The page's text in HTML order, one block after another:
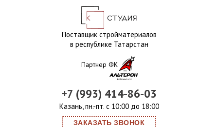
Поставщик стройматериалов
в республике Татарстан
+7 (993) 414-86-03
Казань, пн.-пт. с 10:00 до 18:00
ЗАКАЗАТЬ ЗВОНОК
Партнер ФК